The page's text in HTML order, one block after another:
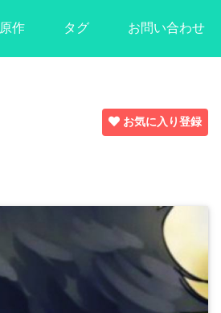
原作 タグ お問い合わせ
お気に入り登録